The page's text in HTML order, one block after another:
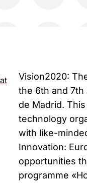
Vision2020:
the 6th and 7th
de Madrid.
technology
with like-
Innovation:
opportunities
programme